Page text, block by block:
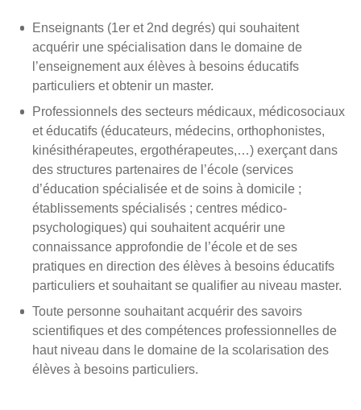
Enseignants (1er et 2nd degrés) qui souhaitent
acquérir une spécialisation dans le domaine de
l’enseignement aux élèves à besoins éducatifs
particuliers et obtenir un master.
Professionnels des secteurs médicaux, médicosociaux
et éducatifs (éducateurs, médecins, orthophonistes,
kinésithérapeutes, ergothérapeutes,…) exerçant dans
des structures partenaires de l’école (services
d’éducation spécialisée et de soins à domicile ;
établissements spécialisés ; centres médico-
psychologiques) qui souhaitent acquérir une
connaissance approfondie de l’école et de ses
pratiques en direction des élèves à besoins éducatifs
particuliers et souhaitant se qualifier au niveau master.
Toute personne souhaitant acquérir des savoirs
scientifiques et des compétences professionnelles de
haut niveau dans le domaine de la scolarisation des
élèves à besoins particuliers.